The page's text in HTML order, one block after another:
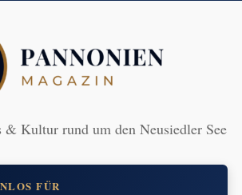
& Kultur rund um den Neusiedler See
FÜR